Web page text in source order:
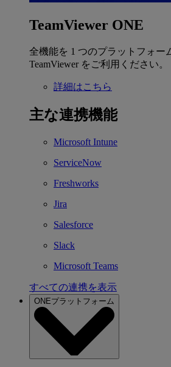
TeamViewer ONE
全機能を 1 つのプラットフォー
TeamViewer をご利用ください。
詳細はこちら
主な連携機能
Microsoft Intune
ServiceNow
Freshworks
Jira
Salesforce
Slack
Microsoft Teams
すべての連携を表示
ONEプラットフォーム